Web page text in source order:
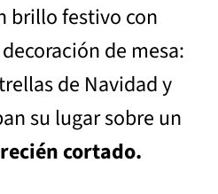
brillo festivo con
de mesa:
de Navidad y
su lugar sobre un
cortado.